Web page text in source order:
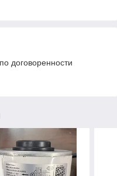
договоренности